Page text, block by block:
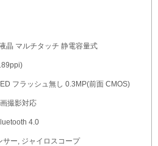
晶 マルチタッチ 静電容量式
フラッシュ無し 0.3MP(前面 CMOS)
撮影対応
4.0
サー, ジャイロスコープ